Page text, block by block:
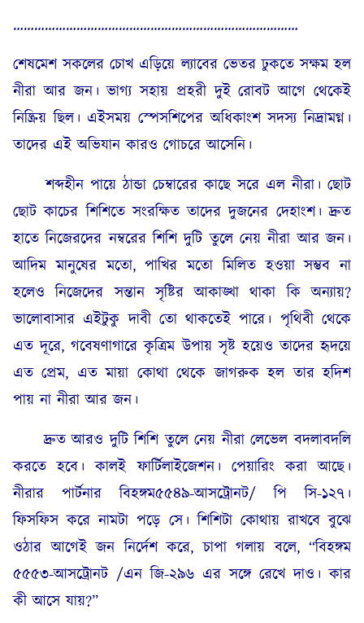
………………………………………………………………………
শেষমেশ সকলের চোখ এড়িয়ে ল্যাবের ভেতর ঢুকতে সক্ষম হল
নীরা আর জন। ভাগ্য সহায় প্রহরী দুই রোবট আগে থেকেই
নিষ্ক্রিয় ছিল। এইসময় স্পেসশিপের অধিকাংশ সদস্য নিদ্রামগ্ন।
তাদের এই অভিযান কারও গোচরে আসেনি।
শব্দহীন পায়ে ঠান্ডা চেম্বারের কাছে সরে এল নীরা। ছোট
ছোট কাচের শিশিতে সংরক্ষিত তাদের দুজনের দেহাংশ। দ্রুত
হাতে নিজেরদের নম্বরের শিশি দুটি তুলে নেয় নীরা আর জন।
আদিম মানুষের মতো, পাখির মতো মিলিত হওয়া সম্ভব না
হলেও নিজেদের সন্তান সৃষ্টির আকাঙ্খা থাকা কি অন্যায়?
ভালোবাসার এইটুকু দাবী তো থাকতেই পারে। পৃথিবী থেকে
এত দূরে, গবেষণাগারে কৃত্রিম উপায় সৃষ্ট হয়েও তাদের হৃদয়ে
এত প্রেম, এত মায়া কোথা থেকে জাগরুক হল তার হদিশ
পায় না নীরা আর জন।
দ্রুত আরও দুটি শিশি তুলে নেয় নীরা লেভেল বদলাবদলি
করতে হবে। কালই ফার্টিলাইজেশন। পেয়ারিং করা আছে।
নীরার পার্টনার বিহঙ্গম৫৫৪৯-আসট্রোনট/ পি সি-১২৭।
ফিসফিস করে নামটা পড়ে সে। শিশিটা কোথায় রাখবে বুঝে
ওঠার আগেই জন নির্দেশ করে, চাপা গলায় বলে, “বিহঙ্গম
৫৫৫৩-আসট্রোনট /এন জি-২৯৬ এর সঙ্গে রেখে দাও। কার
কী আসে যায়?”